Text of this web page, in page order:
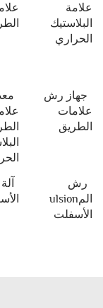
علامة
البلاستيك
الحراري
جهاز رش
علامات
الطريق
رش
المulsion
الأسفلت